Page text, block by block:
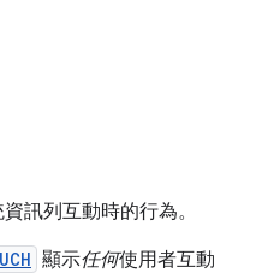
訊列互動時的行為。
顯示任何使用者互動